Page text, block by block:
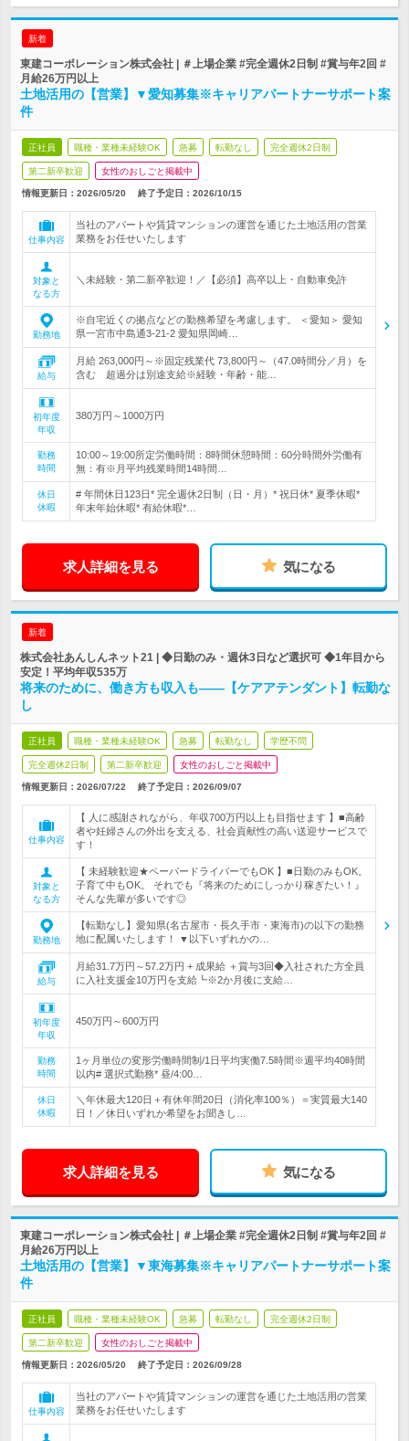
新着
東建コーポレーション株式会社 | ＃上場企業 #完全週休2日制 #賞与年2回 #
月給26万円以上
土地活用の【営業】▼愛知募集※キャリアパートナーサポート案
件
正社員 職種・業種未経験OK 急募 転勤なし 完全週休2日制
第二新卒歓迎 女性のおしごと掲載中
情報更新日：2026/05/20 終了予定日： 2026/10/15
仕事内容
当社のアパートや賃貸マンションの運営を通じた土地活用の営業
業務をお任せいたします
対象と
なる方
＼未経験・第二新卒歓迎！／【必須】高卒以上・自動車免許
勤務地
※自宅近くの拠点などの勤務希望を考慮します。 ＜愛知＞ 愛知
県一宮市中島通3-21-2 愛知県岡崎…
給与
月給 263,000円～※固定残業代 73,800円～（47.0時間分／月）を
含む 超過分は別途支給※経験・年齢・能…
初年度
年収
380万円～1000万円
勤務
時間
10:00～19:00所定労働時間：8時間休憩時間：60分時間外労働有
無：有※月平均残業時間14時間…
休日
休暇
# 年間休日123日* 完全週休2日制（日・月）* 祝日休* 夏季休暇*
年末年始休暇* 有給休暇*…
求人詳細を見る 気になる
新着
株式会社あんしんネット21 | ◆日勤のみ・週休3日など選択可 ◆1年目から
安定！平均年収535万
将来のために、働き方も収入も――【ケアアテンダント】転勤な
し
正社員 職種・業種未経験OK 急募 転勤なし 学歴不問
完全週休2日制 第二新卒歓迎 女性のおしごと掲載中
情報更新日：2026/07/22 終了予定日： 2026/09/07
仕事内容
【 人に感謝されながら、年収700万円以上も目指せます 】■高齢
者や妊婦さんの外出を支える、社会貢献性の高い送迎サービスで
す！
対象と
なる方
【 未経験歓迎★ペーパードライバーでもOK 】■日勤のみもOK。
子育て中もOK。 それでも『将来のためにしっかり稼ぎたい！』
そんな先輩が多いです◎
勤務地
【転勤なし】愛知県(名古屋市・長久手市・東海市)の以下の勤務
地に配属いたします！ ▼以下いずれかの…
給与
月給31.7万円～57.2万円 + 成果給 ＋賞与3回◆入社された方全員
に入社支援金10万円を支給┗※2か月後に支給…
初年度
年収
450万円～600万円
勤務
時間
1ヶ月単位の変形労働時間制/1日平均実働7.5時間※週平均40時間
以内# 選択式勤務* 昼/4:00…
休日
休暇
＼年休最大120日＋有休年間20日（消化率100％）＝実質最大140
日！／休日いずれか希望をお聞きし…
求人詳細を見る 気になる
東建コーポレーション株式会社 | ＃上場企業 #完全週休2日制 #賞与年2回 #
月給26万円以上
土地活用の【営業】▼東海募集※キャリアパートナーサポート案
件
正社員 職種・業種未経験OK 急募 転勤なし 完全週休2日制
第二新卒歓迎 女性のおしごと掲載中
情報更新日：2026/05/20 終了予定日： 2026/09/28
仕事内容
当社のアパートや賃貸マンションの運営を通じた土地活用の営業
業務をお任せいたします